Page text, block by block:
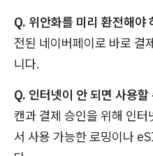
Q. 위안화를 미리 환전해야
전된 네이버페이로 바로 결
니다.
Q. 인터넷이 안 되면 사용할
캔과 결제 승인을 위해 인
서 사용 가능한 로밍이나